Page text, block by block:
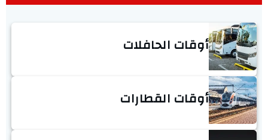
أوقات الحافلات
أوقات القطارات